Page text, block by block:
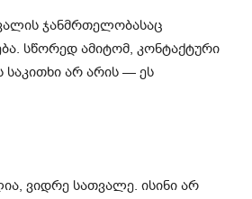
ჯანმრთელობასაც
სწორედ ამიტომ, კონტაქტური
არ არის — ეს
ვიდრე სათვალე. ისინი არ